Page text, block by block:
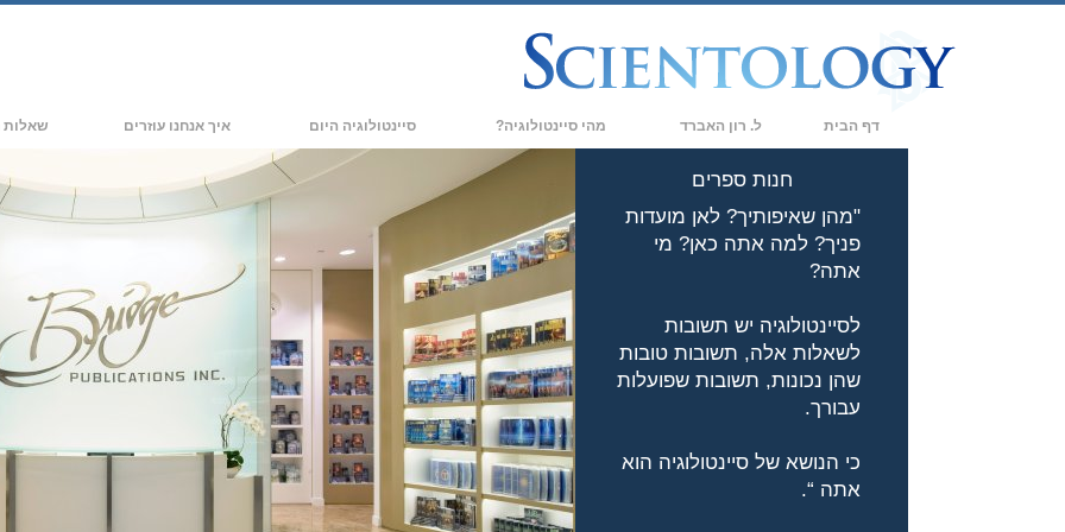
דף הבית ל. רון האברד מהי סיינטולוגיה?
עיקרי האמונה והתקנונים של סיינטולוגיה
מה סיינטולוגים אומרים על סיינטולוגיה
בתוך ארגון
העקרונות הבסיסיים של סיינטולוגיה
מבוא לדיאנטיקה
אהבה ושנאה –
מהי גדוּלה?
סיינטולוגיה היום
ארגוני סיינטולוגיה
ארגוני סיינטולוגיה חדשים
ארגונים מתקדמים
הבסיס היבשתי של פלאג
Freewinds
מביא את סיינטולוגיה לעולם
דיוויד מיסקביג׳ - המנהיג של דת
הסיינטולוגיה
איך אנחנו עוזרים שאלות
רקע
בתוך ארגון
המבנה
חנות ספרים
"מהן שאיפותיך? לאן מועדות
פניך? למה אתה כאן? מי
אתה?
לסיינטולוגיה יש תשובות
לשאלות אלה, תשובות טובות
שהן נכונות, תשובות שפועלות
עבורך.
כי הנושא של סיינטולוגיה הוא
אתה “.